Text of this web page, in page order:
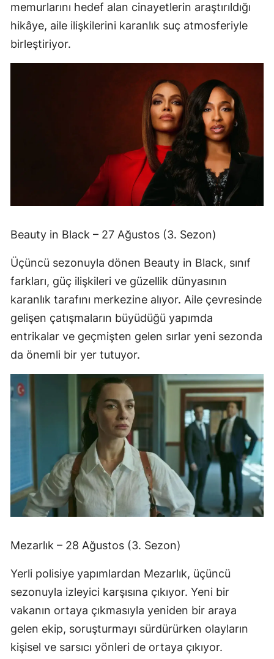
memurlarını hedef alan cinayetlerin araştırıldığı
hikâye, aile ilişkilerini karanlık suç atmosferiyle
birleştiriyor.
Beauty in Black – 27 Ağustos (3. Sezon)
Üçüncü sezonuyla dönen Beauty in Black, sınıf
farkları, güç ilişkileri ve güzellik dünyasının
karanlık tarafını merkezine alıyor. Aile çevresinde
gelişen çatışmaların büyüdüğü yapımda
entrikalar ve geçmişten gelen sırlar yeni sezonda
da önemli bir yer tutuyor.
Mezarlık – 28 Ağustos (3. Sezon)
Yerli polisiye yapımlardan Mezarlık, üçüncü
sezonuyla izleyici karşısına çıkıyor. Yeni bir
vakanın ortaya çıkmasıyla yeniden bir araya
gelen ekip, soruşturmayı sürdürürken olayların
kişisel ve sarsıcı yönleri de ortaya çıkıyor.